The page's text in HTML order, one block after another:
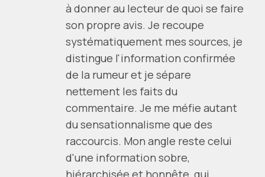
à donner au lecteur de quoi se faire
son propre avis. Je recoupe
systématiquement mes sources, je
distingue l'information confirmée
de la rumeur et je sépare
nettement les faits du
commentaire. Je me méfie autant
du sensationnalisme que des
raccourcis. Mon angle reste celui
d'une information sobre,
hiérarchisée et honnête, qui